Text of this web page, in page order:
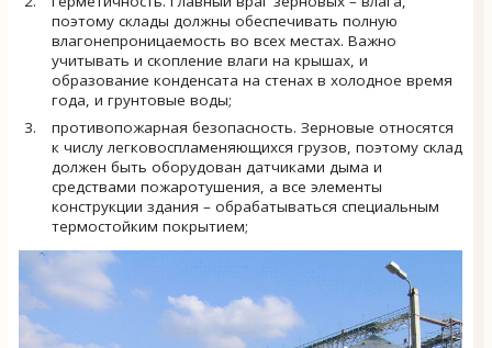
поэтому склады должны обеспечивать полную
влагонепроницаемость во всех местах. Важно
учитывать и скопление влаги на крышах, и
образование конденсата на стенах в холодное время
года, и грунтовые воды;
противопожарная безопасность. Зерновые относятся
к числу легковоспламеняющихся грузов, поэтому склад
должен быть оборудован датчиками дыма и
средствами пожаротушения, а все элементы
конструкции здания – обрабатываться специальным
термостойким покрытием;